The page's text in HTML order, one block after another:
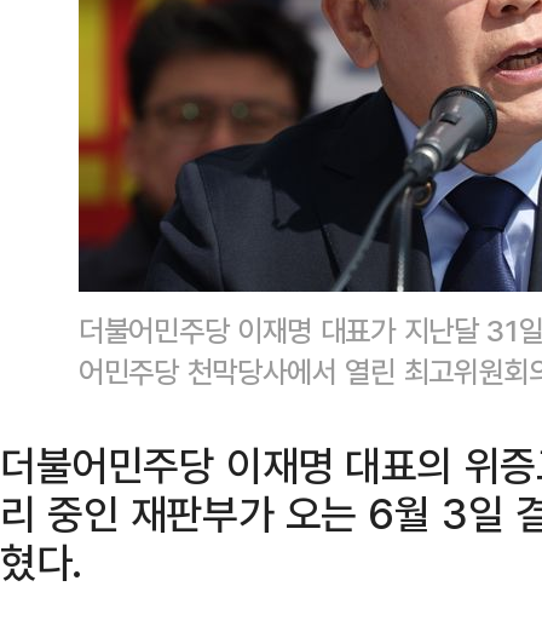
더불어민주당 이재명 대표가 지난달 31
어민주당 천막당사에서 열린 최고위원
더불어민주당 이재명 대표의 위
리 중인 재판부가 오는 6월 3일
혔다.